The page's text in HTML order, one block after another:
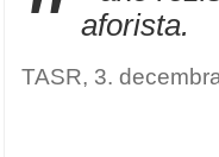
"
aforista.
TASR, 3.